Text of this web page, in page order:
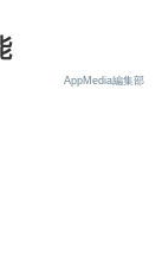
AppMedia編集部